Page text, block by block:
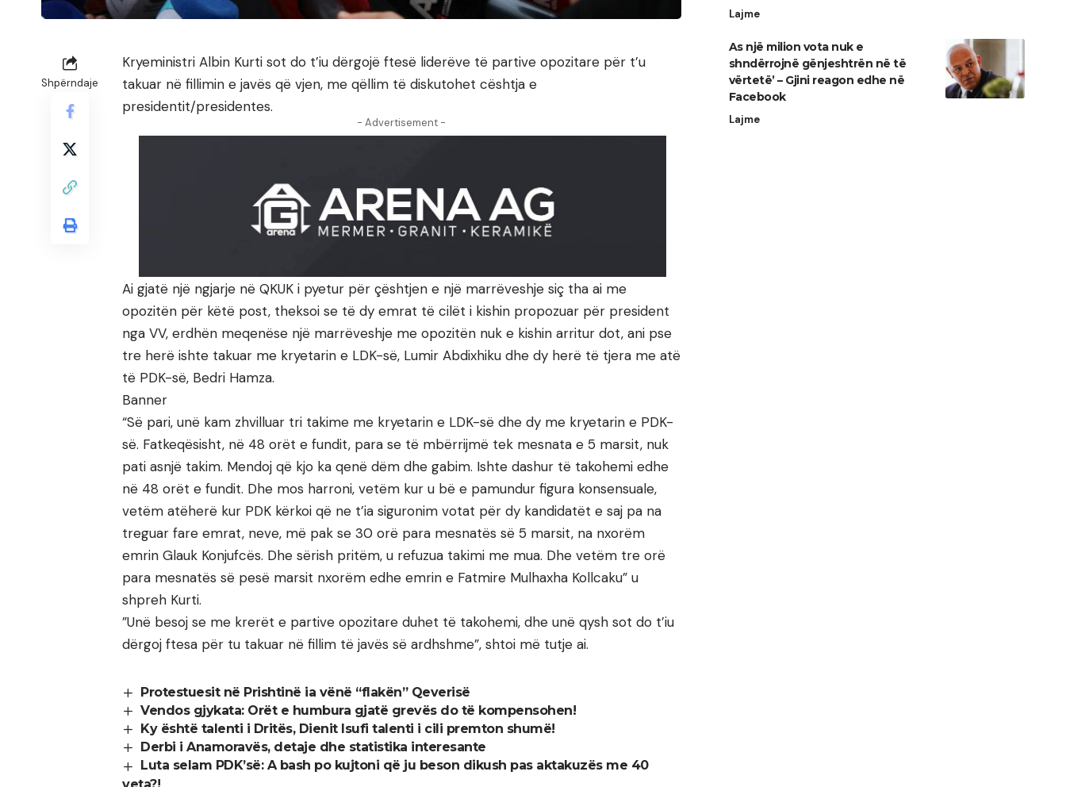
Shpërndaje
Kryeministri Albin Kurti sot do t’iu dërgojë ftesë liderëve të partive opozitare për t’u
takuar në fillimin e javës që vjen, me qëllim të diskutohet cështja e
presidentit/presidentes.
- Advertisement -
Ai gjatë një ngjarje në QKUK i pyetur për çështjen e një marrëveshje siç tha ai me
opozitën për këtë post, theksoi se të dy emrat të cilët i kishin propozuar për president
nga VV, erdhën meqenëse një marrëveshje me opozitën nuk e kishin arritur dot, ani pse
tre herë ishte takuar me kryetarin e LDK-së, Lumir Abdixhiku dhe dy herë të tjera me atë
të PDK-së, Bedri Hamza.
Banner
“Së pari, unë kam zhvilluar tri takime me kryetarin e LDK-së dhe dy me kryetarin e PDK-
së. Fatkeqësisht, në 48 orët e fundit, para se të mbërrijmë tek mesnata e 5 marsit, nuk
pati asnjë takim. Mendoj që kjo ka qenë dëm dhe gabim. Ishte dashur të takohemi edhe
në 48 orët e fundit. Dhe mos harroni, vetëm kur u bë e pamundur figura konsensuale,
vetëm atëherë kur PDK kërkoi që ne t’ia siguronim votat për dy kandidatët e saj pa na
treguar fare emrat, neve, më pak se 30 orë para mesnatës së 5 marsit, na nxorëm
emrin Glauk Konjufcës. Dhe sërish pritëm, u refuzua takimi me mua. Dhe vetëm tre orë
para mesnatës së pesë marsit nxorëm edhe emrin e Fatmire Mulhaxha Kollcaku” u
shpreh Kurti.
”Unë besoj se me krerët e partive opozitare duhet të takohemi, dhe unë qysh sot do t’iu
dërgoj ftesa për tu takuar në fillim të javës së ardhshme”, shtoi më tutje ai.
Protestuesit në Prishtinë ia vënë “flakën” Qeverisë
Vendos gjykata: Orët e humbura gjatë grevës do të kompensohen!
Ky është talenti i Dritës, Dienit Isufi talenti i cili premton shumë!
Derbi i Anamoravës, detaje dhe statistika interesante
Luta selam PDK’së: A bash po kujtoni që ju beson dikush pas aktakuzës me 40
veta?!
Lajme
As një milion vota nuk e
shndërrojnë gënjeshtrën në të
vërtetë’ – Gjini reagon edhe në
Facebook
Lajme